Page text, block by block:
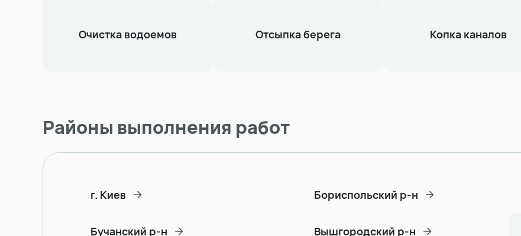
Очистка водоемов Отсыпка берега Копка каналов
Районы выполнения работ
г. Киев Бориспольский р-н
Бучанский р-н Вышгородский р-н